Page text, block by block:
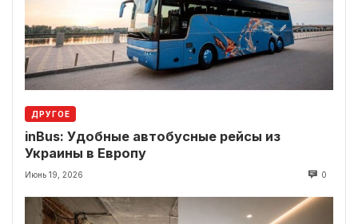
ДРУГОЕ
inBus: Удобные автобусные рейсы из
Украины в Европу
Июнь 19, 2026 0